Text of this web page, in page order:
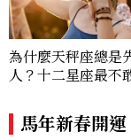
為什麼天秤座總是
人？十二星座最不
差，回家之後想很久
馬年新春開運